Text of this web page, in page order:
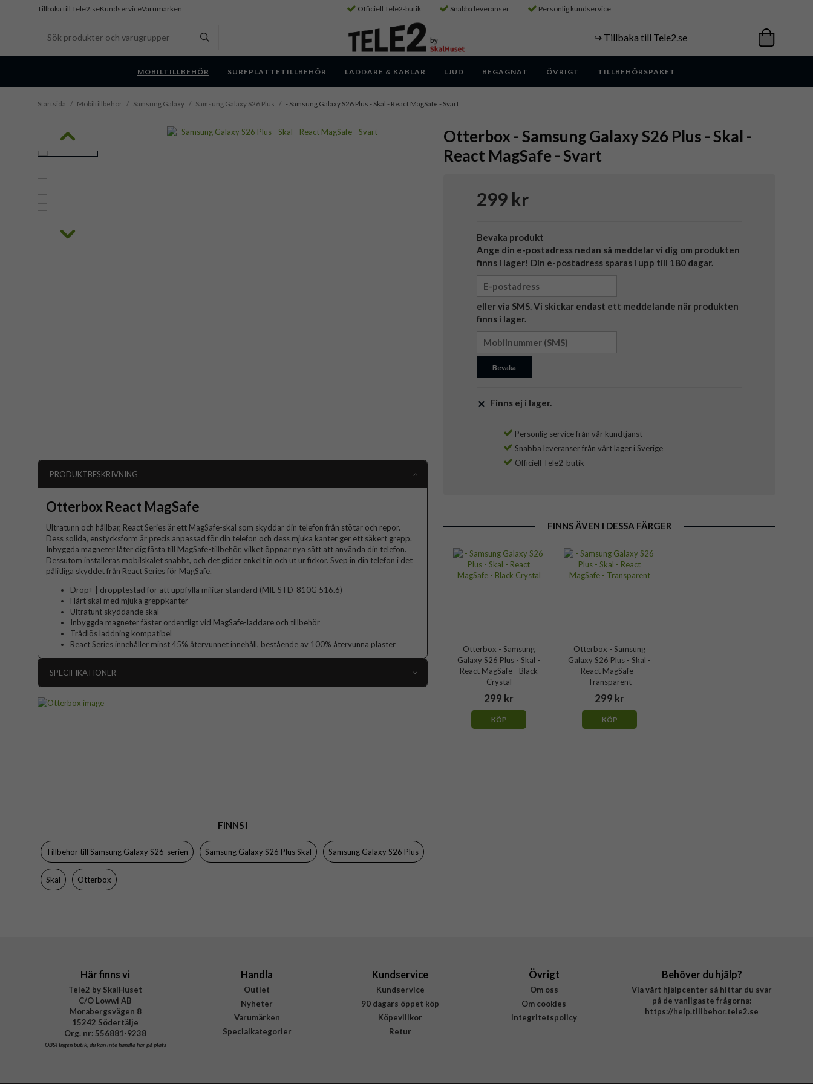
Tillbaka till Tele2.seKundserviceVarumärken Officiell Tele2-butik Snabba leveranser Personlig kundservice
↪️ Tillbaka till Tele2.se
MOBILTILLBEHÖR SURFPLATTETILLBEHÖR LADDARE & KABLAR LJUD BEGAGNAT ÖVRIGT TILLBEHÖRSPAKET
Startsida / Mobiltillbehör / Samsung Galaxy / Samsung Galaxy S26 Plus / - Samsung Galaxy S26 Plus - Skal - React MagSafe - Svart
Otterbox - Samsung Galaxy S26 Plus - Skal -
React MagSafe - Svart
299 kr
Bevaka produkt
Ange din e-postadress nedan så meddelar vi dig om produkten
finns i lager! Din e-postadress sparas i upp till 180 dagar.
eller via SMS. Vi skickar endast ett meddelande när produkten
finns i lager.
Bevaka
Finns ej i lager.
Personlig service från vår kundtjänst
Snabba leveranser från vårt lager i Sverige
Officiell Tele2-butik
FINNS ÄVEN I DESSA FÄRGER
Otterbox - Samsung
Galaxy S26 Plus - Skal -
React MagSafe - Black
Crystal
299 kr
KÖP
Otterbox - Samsung
Galaxy S26 Plus - Skal -
React MagSafe -
Transparent
299 kr
KÖP
PRODUKTBESKRIVNING
Otterbox React MagSafe
Ultratunn och hållbar, React Series är ett MagSafe-skal som skyddar din telefon från stötar och repor.
Dess solida, enstycksform är precis anpassad för din telefon och dess mjuka kanter ger ett säkert grepp.
Inbyggda magneter låter dig fästa till MagSafe-tillbehör, vilket öppnar nya sätt att använda din telefon.
Dessutom installeras mobilskalet snabbt, och det glider enkelt in och ut ur fickor. Svep in din telefon i det
pålitliga skyddet från React Series för MagSafe.
Drop+ | dropptestad för att uppfylla militär standard (MIL-STD-810G 516.6)
Hårt skal med mjuka greppkanter
Ultratunt skyddande skal
Inbyggda magneter fäster ordentligt vid MagSafe-laddare och tillbehör
Trådlös laddning kompatibel
React Series innehåller minst 45% återvunnet innehåll, bestående av 100% återvunna plaster
SPECIFIKATIONER
EAN
840434746507
FINNS I
Tillbehör till Samsung Galaxy S26-serien Samsung Galaxy S26 Plus Skal Samsung Galaxy S26 Plus
Skal Otterbox
Här finns vi
Tele2 by SkalHuset
C/O Lowwi AB
Morabergsvägen 8
15242 Södertälje
Org. nr: 556881-9238
OBS!Ingen butik, du kan inte handla här på plats
Handla
Outlet
Nyheter
Varumärken
Specialkategorier
Kundservice
Kundservice
90 dagars öppet köp
Köpevillkor
Retur
Övrigt
Om oss
Om cookies
Integritetspolicy
Behöver du hjälp?
Via vårt hjälpcenter så hittar du svar
på de vanligaste frågorna:
https://help.tillbehor.tele2.se